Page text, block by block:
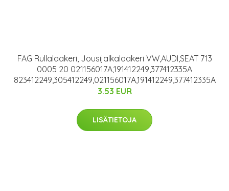
FAG Rullalaakeri, Jousijalkalaakeri VW,AUDI,SEAT 713
0005 20 021156017A,191412249,377412335A
823412249,305412249,021156017A,191412249,377412335A
3.53 EUR
LISÄTIETOJA